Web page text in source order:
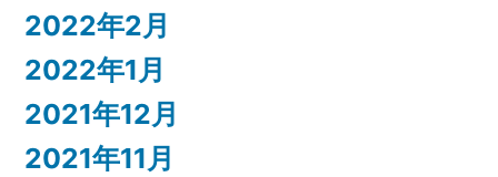
2022年2月
2022年1月
2021年12月
2021年11月